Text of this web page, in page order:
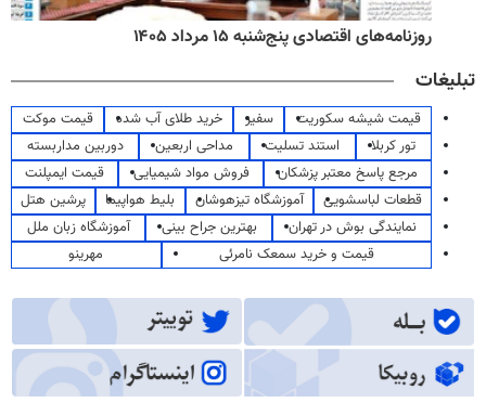
روزنامه‌های اقتصادی پنج‌شنبه ۱۵ مرداد ۱۴۰۵
تبلیغات
قیمت شیشه سکوریت سفیر خرید طلای آب شده
قیمت موکت
تور کربلا
استند تسلیت مداحی اربعین
دوربین مداربسته
مرجع پاسخ معتبر پزشکان
فروش مواد شیمیایی
قیمت ایمپلنت
قطعات لباسشویی
آموزشگاه تیزهوشان بلیط هواپیما
پرشین هتل
نمایندگی بوش در تهران
بهترین جراح بینی
آموزشگاه زبان ملل
قیمت و خرید سمعک نامرئی
مهرینو